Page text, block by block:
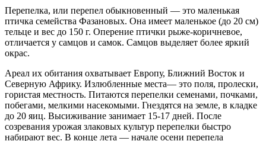
Перепелка, или перепел обыкновенный — это маленькая
птичка семейства Фазановых. Она имеет маленькое (до 20 см)
тельце и вес до 150 г. Оперение птички рыже-коричневое,
отличается у самцов и самок. Самцов выделяет более яркий
окрас.
Ареал их обитания охватывает Европу, Ближний Восток и
Северную Африку. Излюбленные места— это поля, пролески,
гористая местность. Питаются перепелки семенами, почками,
побегами, мелкими насекомыми. Гнездятся на земле, в кладке
до 20 яиц. Высиживание занимает 15-17 дней. После
созревания урожая злаковых культур перепелки быстро
набирают вес. В конце лета — начале осени перепела